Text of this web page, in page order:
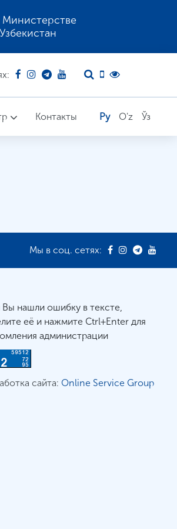
Контакты Ру O'z Ўз
Мы в соц. сетях:
Вы нашли ошибку в тексте,
её и нажмите Ctrl+Enter для
администрации
сайта: Online Service Group